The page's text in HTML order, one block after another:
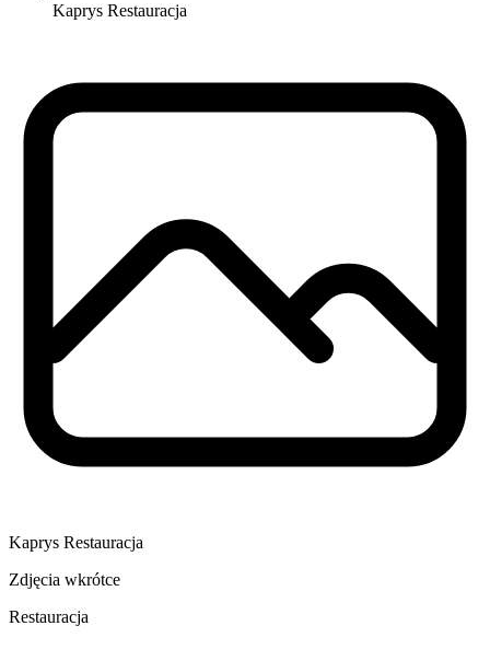
Kaprys Restauracja
Kaprys Restauracja
Zdjęcia wkrótce
Restauracja